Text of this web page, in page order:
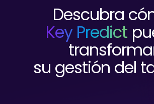
Descubra
Key Predict
su gestión del